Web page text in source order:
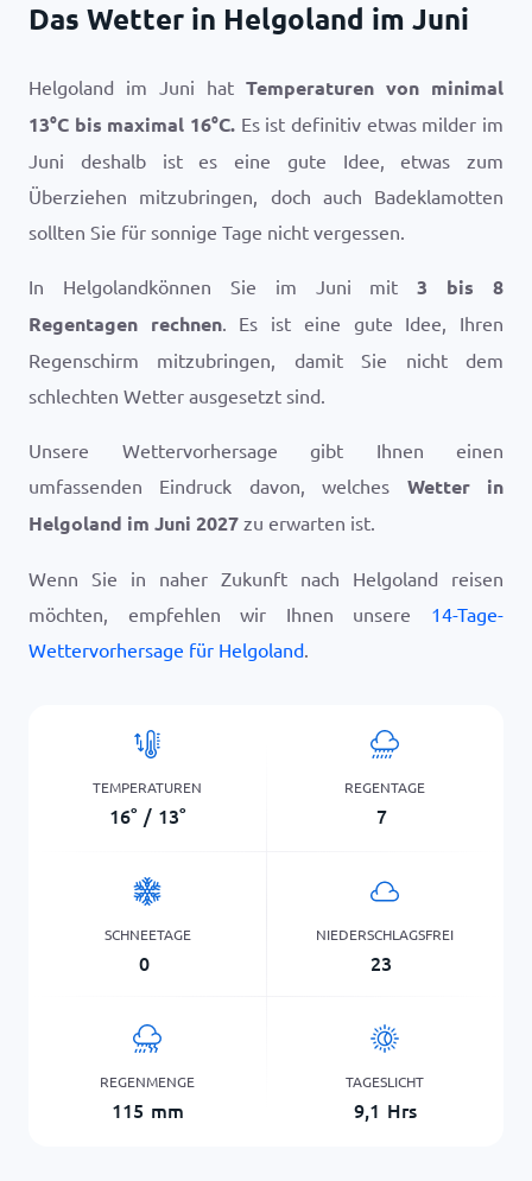
Das Wetter in Helgoland im Juni
Helgoland im Juni hat Temperaturen von minimal
13°C bis maximal 16°C. Es ist definitiv etwas milder im
Juni deshalb ist es eine gute Idee, etwas zum
Überziehen mitzubringen, doch auch Badeklamotten
sollten Sie für sonnige Tage nicht vergessen.
In Helgolandkönnen Sie im Juni mit3 bis 8
Regentagen rechnen. Es ist eine gute Idee, Ihren
Regenschirm mitzubringen, damit Sie nicht dem
schlechten Wetter ausgesetzt sind.
Unsere Wettervorhersage gibt Ihnen einen
umfassenden Eindruck davon, welches Wetter in
Helgoland im Juni 2027 zu erwarten ist.
Wenn Sie in naher Zukunft nach Helgoland reisen
möchten, empfehlen wir Ihnen unsere 14-Tage-
Wettervorhersage für Helgoland.
TEMPERATUREN
16° / 13°
REGENTAGE
7
SCHNEETAGE
0
NIEDERSCHLAGSFREI
23
REGENMENGE
115 mm
TAGESLICHT
9,1 Hrs